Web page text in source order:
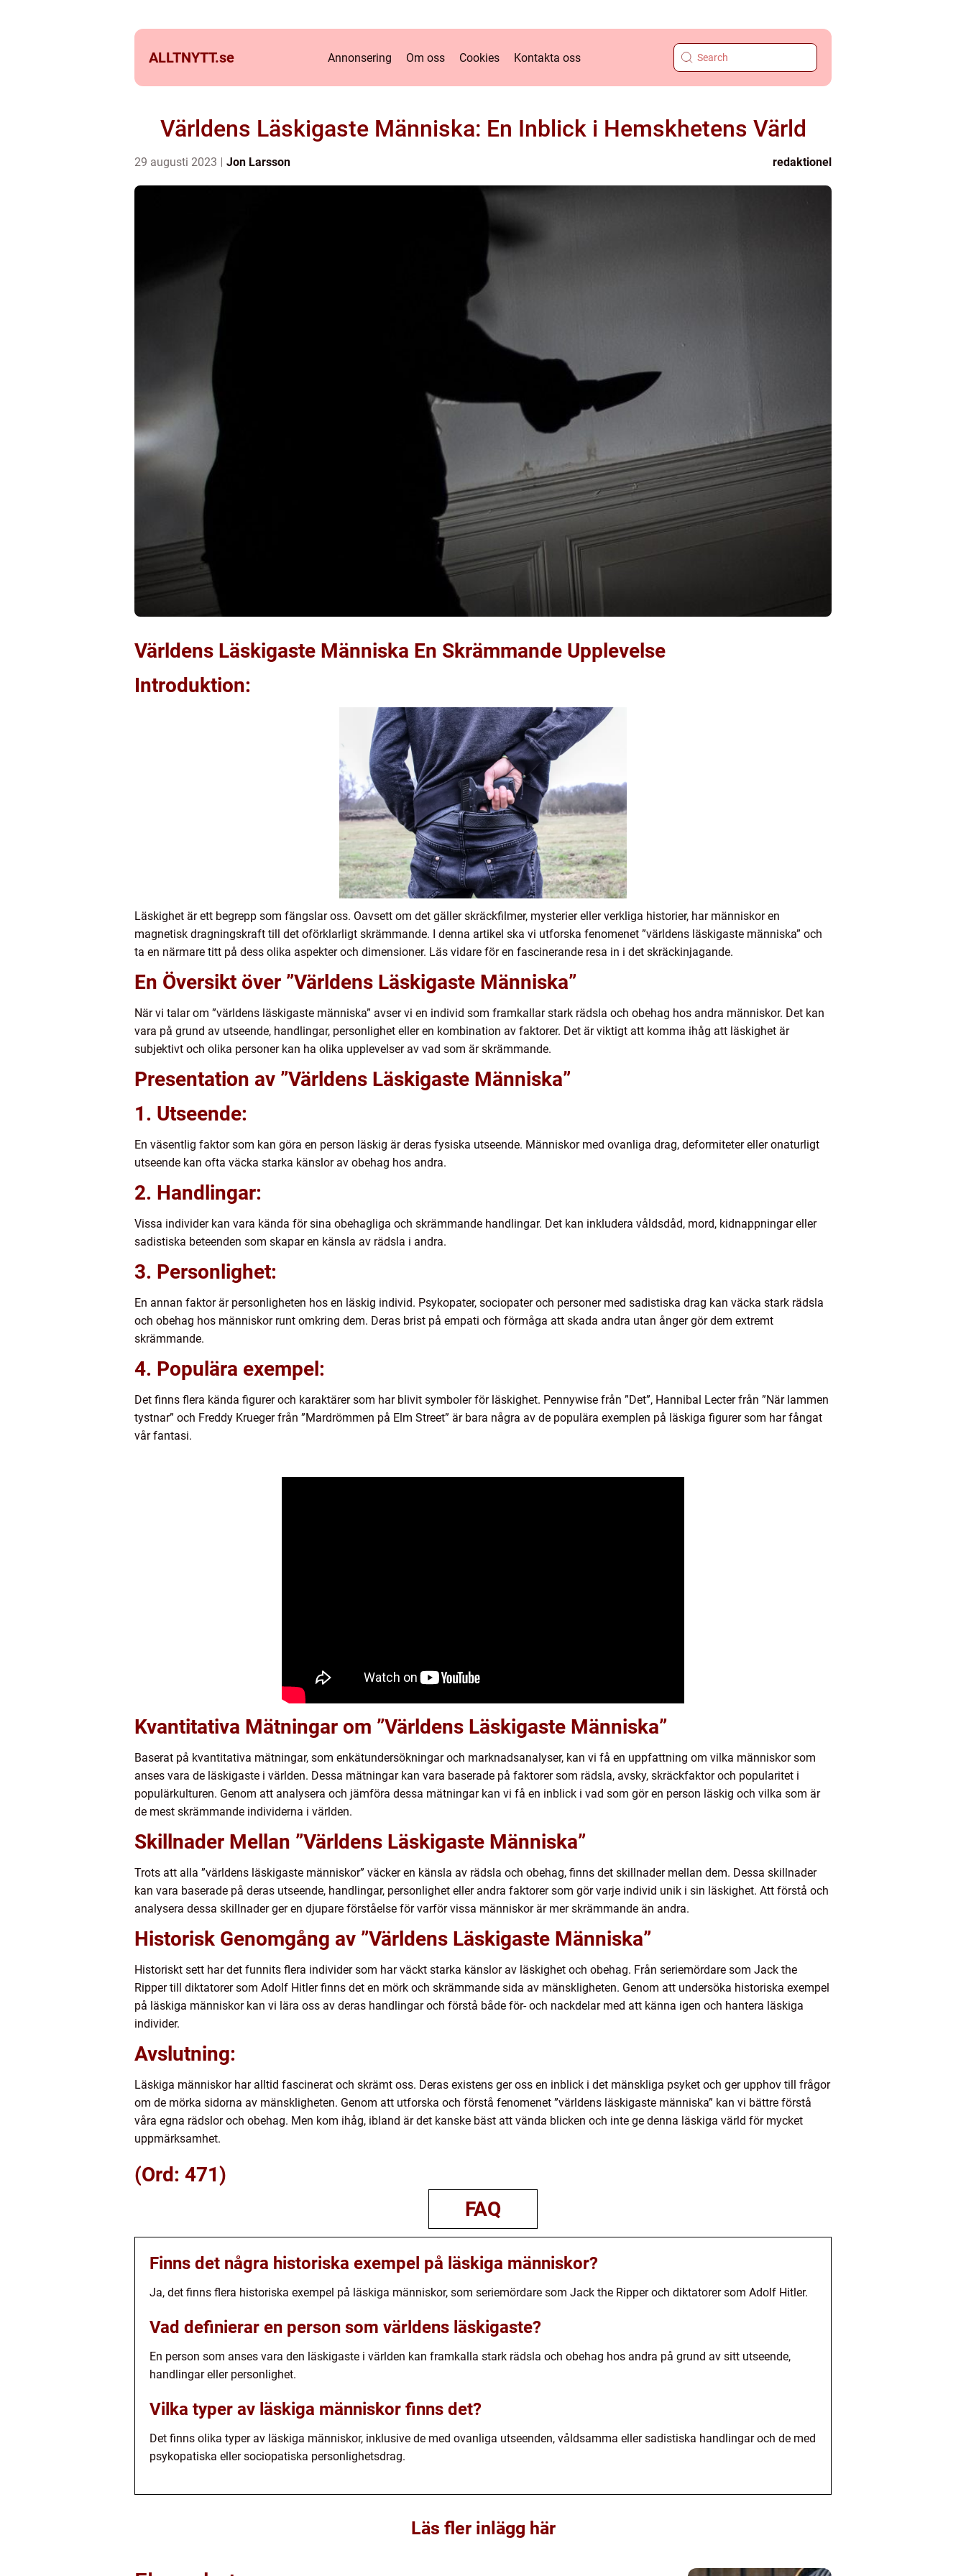
ALLTNYTT.se Annonsering Om oss Cookies Kontakta oss
Världens Läskigaste Människa: En Inblick i Hemskhetens Värld
29 augusti 2023 Jon Larsson redaktionel
Världens Läskigaste Människa En Skrämmande Upplevelse
Introduktion:
Läskighet är ett begrepp som fängslar oss. Oavsett om det gäller skräckfilmer, mysterier eller verkliga historier, har människor en
magnetisk dragningskraft till det oförklarligt skrämmande. I denna artikel ska vi utforska fenomenet ”världens läskigaste människa” och
ta en närmare titt på dess olika aspekter och dimensioner. Läs vidare för en fascinerande resa in i det skräckinjagande.
En Översikt över ”Världens Läskigaste Människa”
När vi talar om ”världens läskigaste människa” avser vi en individ som framkallar stark rädsla och obehag hos andra människor. Det kan
vara på grund av utseende, handlingar, personlighet eller en kombination av faktorer. Det är viktigt att komma ihåg att läskighet är
subjektivt och olika personer kan ha olika upplevelser av vad som är skrämmande.
Presentation av ”Världens Läskigaste Människa”
1. Utseende:
En väsentlig faktor som kan göra en person läskig är deras fysiska utseende. Människor med ovanliga drag, deformiteter eller onaturligt
utseende kan ofta väcka starka känslor av obehag hos andra.
2. Handlingar:
Vissa individer kan vara kända för sina obehagliga och skrämmande handlingar. Det kan inkludera våldsdåd, mord, kidnappningar eller
sadistiska beteenden som skapar en känsla av rädsla i andra.
3. Personlighet:
En annan faktor är personligheten hos en läskig individ. Psykopater, sociopater och personer med sadistiska drag kan väcka stark rädsla
och obehag hos människor runt omkring dem. Deras brist på empati och förmåga att skada andra utan ånger gör dem extremt
skrämmande.
4. Populära exempel:
Det finns flera kända figurer och karaktärer som har blivit symboler för läskighet. Pennywise från ”Det”, Hannibal Lecter från ”När lammen
tystnar” och Freddy Krueger från ”Mardrömmen på Elm Street” är bara några av de populära exemplen på läskiga figurer som har fångat
vår fantasi.
Kvantitativa Mätningar om ”Världens Läskigaste Människa”
Baserat på kvantitativa mätningar, som enkätundersökningar och marknadsanalyser, kan vi få en uppfattning om vilka människor som
anses vara de läskigaste i världen. Dessa mätningar kan vara baserade på faktorer som rädsla, avsky, skräckfaktor och popularitet i
populärkulturen. Genom att analysera och jämföra dessa mätningar kan vi få en inblick i vad som gör en person läskig och vilka som är
de mest skrämmande individerna i världen.
Skillnader Mellan ”Världens Läskigaste Människa”
Trots att alla ”världens läskigaste människor” väcker en känsla av rädsla och obehag, finns det skillnader mellan dem. Dessa skillnader
kan vara baserade på deras utseende, handlingar, personlighet eller andra faktorer som gör varje individ unik i sin läskighet. Att förstå och
analysera dessa skillnader ger en djupare förståelse för varför vissa människor är mer skrämmande än andra.
Historisk Genomgång av ”Världens Läskigaste Människa”
Historiskt sett har det funnits flera individer som har väckt starka känslor av läskighet och obehag. Från seriemördare som Jack the
Ripper till diktatorer som Adolf Hitler finns det en mörk och skrämmande sida av mänskligheten. Genom att undersöka historiska exempel
på läskiga människor kan vi lära oss av deras handlingar och förstå både för- och nackdelar med att känna igen och hantera läskiga
individer.
Avslutning:
Läskiga människor har alltid fascinerat och skrämt oss. Deras existens ger oss en inblick i det mänskliga psyket och ger upphov till frågor
om de mörka sidorna av mänskligheten. Genom att utforska och förstå fenomenet ”världens läskigaste människa” kan vi bättre förstå
våra egna rädslor och obehag. Men kom ihåg, ibland är det kanske bäst att vända blicken och inte ge denna läskiga värld för mycket
uppmärksamhet.
(Ord: 471)
FAQ
Finns det några historiska exempel på läskiga människor?
Ja, det finns flera historiska exempel på läskiga människor, som seriemördare som Jack the Ripper och diktatorer som Adolf Hitler.
Vad definierar en person som världens läskigaste?
En person som anses vara den läskigaste i världen kan framkalla stark rädsla och obehag hos andra på grund av sitt utseende,
handlingar eller personlighet.
Vilka typer av läskiga människor finns det?
Det finns olika typer av läskiga människor, inklusive de med ovanliga utseenden, våldsamma eller sadistiska handlingar och de med
psykopatiska eller sociopatiska personlighetsdrag.
Läs fler inlägg här